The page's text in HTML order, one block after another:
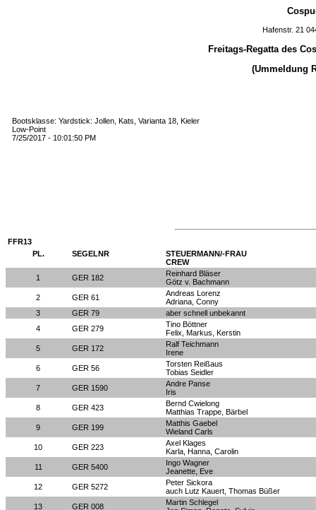
Hafenstr. 21
Freitags-Regatta des
(Ummeldung
Bootsklasse: Yardstick: Jollen, Kats, Varianta 18, Kieler
Low-Point
7/25/2017 - 10:01:50 PM
FFR13
PL.
SEGELNR
STEUERMANN/-FRAU
CREW
1
GER 182
Reinhard Bläser
Götz v. Bachmann
2
GER 61
Andreas Lorenz
Adriana, Conny
3
GER 79
aber schnell unbekannt
4
GER 279
Tino Böttner
Felix, Markus, Kerstin
5
GER 172
Ralf Teichmann
Irene
6
GER 56
Torsten Reißaus
Tobias Seidler
7
GER 1590
Andre Panse
Iris
8
GER 423
Bernd Cwielong
Matthias Trappe, Bärbel
9
GER 199
Matthis Gaebel
Wieland Carls
10
GER 223
Axel Klages
Karla, Hanna, Carolin
11
GER 5400
Ingo Wagner
Jeanette, Eve
12
GER 5272
Peter Sickora
auch Lutz Kauert, Thomas Büßer
13
GER 008
Martin Schlegel